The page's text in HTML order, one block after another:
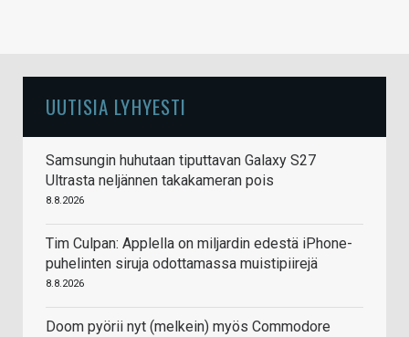
UUTISIA LYHYESTI
Samsungin huhutaan tiputtavan Galaxy S27
Ultrasta neljännen takakameran pois
8.8.2026
Tim Culpan: Applella on miljardin edestä iPhone-
puhelinten siruja odottamassa muistipiirejä
8.8.2026
Doom pyörii nyt (melkein) myös Commodore